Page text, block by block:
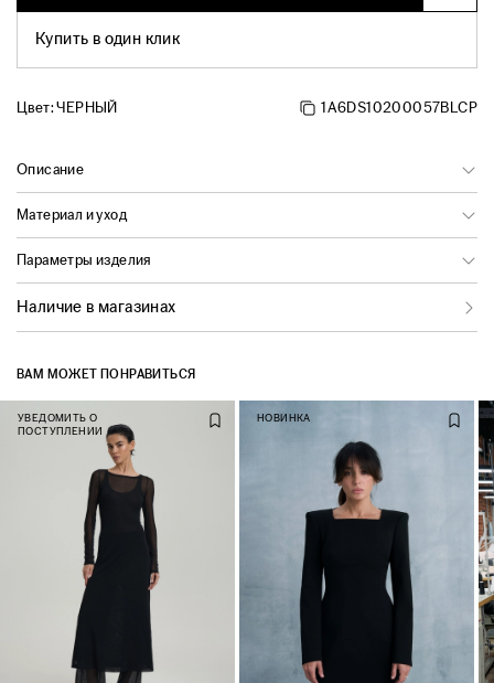
Купить в один клик
Цвет:ЧЕРНЫЙ 1A6DS10200057BLCP
Описание
Материал и уход
Параметры изделия
Наличие в магазинах
ВАМ МОЖЕТ ПОНРАВИТЬСЯ
УВЕДОМИТЬ О
ПОСТУПЛЕНИИ
НОВИНКА